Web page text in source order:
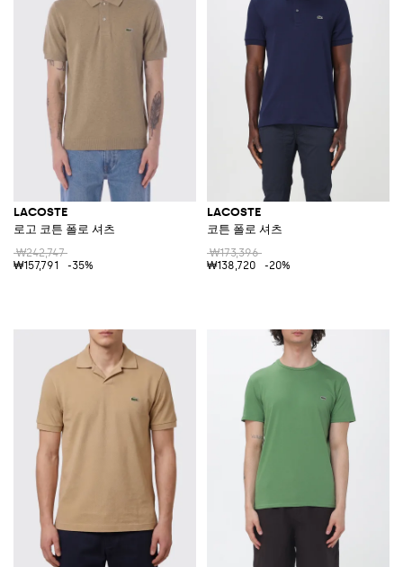
LACOSTE
로고 코튼 폴로 셔츠
₩242,747
₩157,791
-35%
LACOSTE
코튼 폴로 셔츠
₩173,396
₩138,720
-20%